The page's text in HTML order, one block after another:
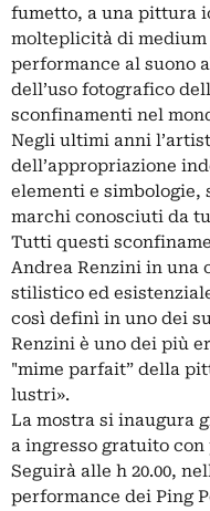
fumetto, a una pittura
molteplicità di
performance al suono
dell’uso fotografico
sconfinamenti nel
Negli ultimi anni
dell’appropriazione
elementi e
marchi conosciuti da
Tutti questi
Andrea Renzini in una
stilistico ed
così definì in uno dei
Renzini è uno dei più
"mime parfait” della
lustri».
La mostra si inaugura
a ingresso gratuito
Seguirà alle h 20.00,
performance dei Ping